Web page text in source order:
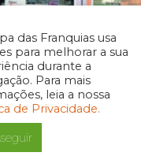
das Franquias usa
para melhorar a sua
durante a
Para mais
leia a nossa
de Privacidade.
FROTH registram
dígitos no primeiro